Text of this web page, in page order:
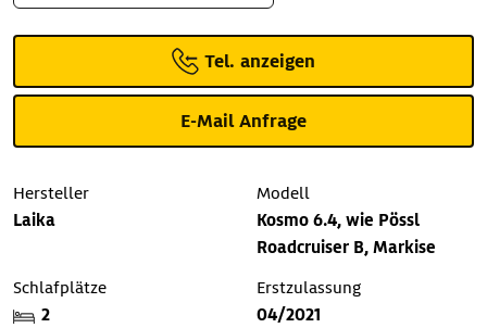
Tel. anzeigen
E-Mail Anfrage
Hersteller
Laika
Modell
Kosmo 6.4, wie Pössl
Roadcruiser B, Markise
Schlafplätze
2
Erstzulassung
04/2021